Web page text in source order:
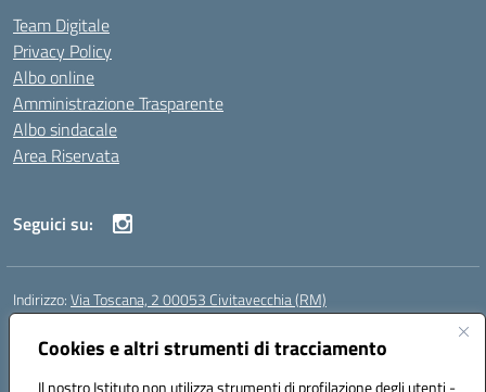
Cookies e altri strumenti di tracciamento
Il nostro Istituto non utilizza strumenti di profilazione degli utenti -
Team Digitale
Privacy Policy
Albo online
Amministrazione Trasparente
Albo sindacale
Area Riservata
Seguici su:
Indirizzo:Via Toscana, 2 00053 Civitavecchia (RM)
Centralino:
Posta elettronica certificata (PEC):rmic8b900g@pec.istruzione.it
Codice fiscale: 91038380589